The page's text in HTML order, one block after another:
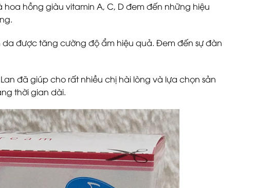
hồng giàu vitamin A, C, D đem đến những hiệu
được tăng cường độ ẩm hiệu quả. Đem đến sự đàn
đã giúp cho rất nhiều chị hài lòng và lựa chọn sản
thời gian dài.